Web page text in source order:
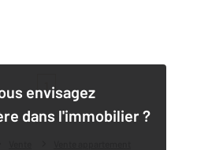
envisagez
dans l'immobilier ?
1